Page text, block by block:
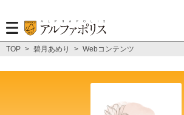
TOP > 碧月あめり > Webコンテンツ